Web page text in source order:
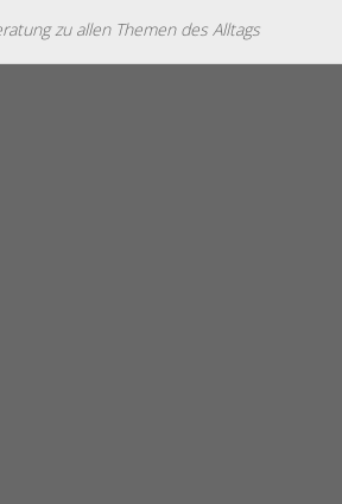
zu allen Themen des Alltags